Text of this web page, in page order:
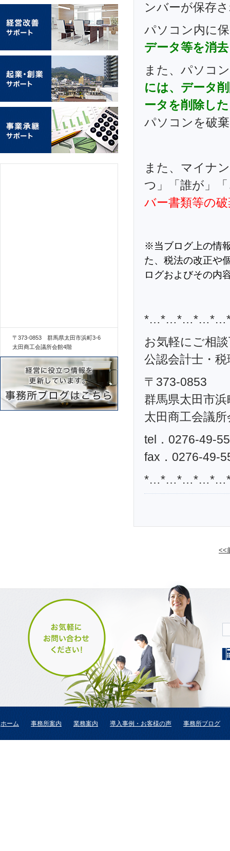
ンバーが保存
パソコン内に
データ等を消去
また、パソコ
には、データ
ータを削除し
パソコンを破
また、マイナ
つ」「誰が」
バー書類等の
※当ブログ上の情
た、税法の改正や
ログおよびその内
お気軽にご相
公認会計士・
〒373-0853
群馬県太田市
太田商工会議
tel．0276-49-
fax．0276-49-
<<
〒373-0853 群馬県太田市浜町3-6
太田商工会議所会館4階
ホーム 事務所案内 業務案内 導入事例・お客様の声 事務所ブログ